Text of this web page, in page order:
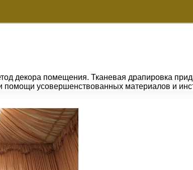
декора помещения. Тканевая драпировка
усовершенствованных материалов и